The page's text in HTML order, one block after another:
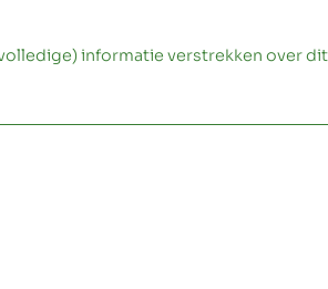
informatie verstrekken over